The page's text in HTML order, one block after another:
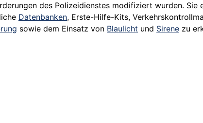
des Polizeidienstes modifiziert wurden. Sie
Datenbanken, Erste-Hilfe-Kits,
sowie dem Einsatz von Blaulicht und Sirene zu